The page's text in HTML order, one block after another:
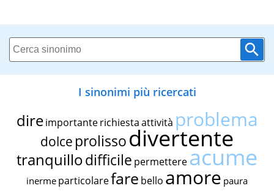
I sinonimi più ricercati
dire importante richiestaattività problema
dolce prolissodivertente
tranquillodifficile permettereacume
inerme particolarefare bello amore paura